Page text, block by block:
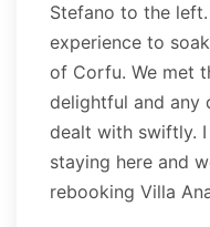
Stefano to the
experience to
of Corfu. We met
delightful and any
dealt with swiftly.
staying here and
rebooking Villa